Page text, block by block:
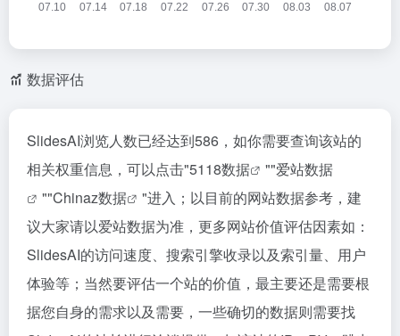
数据评估
SlidesAI浏览人数已经达到586，如你需要查询该站的
相关权重信息，可以点击"5118数据 ""爱站数据
""Chinaz数据
"进入；以目前的网站数据参考，建
议大家请以爱站数据为准，更多网站价值评估因素如：
SlidesAI的访问速度、搜索引擎收录以及索引量、用户
体验等；当然要评估一个站的价值，最主要还是需要根
据您自身的需求以及需要，一些确切的数据则需要找